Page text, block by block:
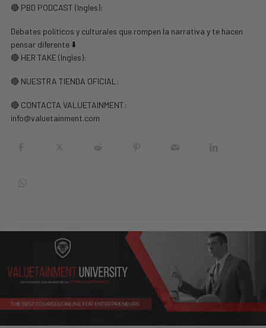
🔴 PBD PODCAST (Ingles):
Debates políticos y culturales que rompen la narrativa y te hacen
pensar diferente ⬇️
🔴 HER TAKE (Ingles):
🔴 NUESTRA TIENDA OFICIAL:
🔴 CONTACTA VALUETAINMENT:
info@valuetainment.com